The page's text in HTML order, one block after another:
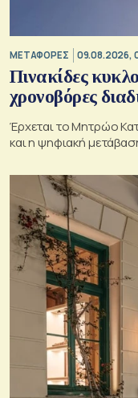
ΜΕΤΑΦΟΡΕΣ 09.08.2026,
Πινακίδες
χρονοβόρες
Έρχεται το Μητρώο
και η ψηφιακή